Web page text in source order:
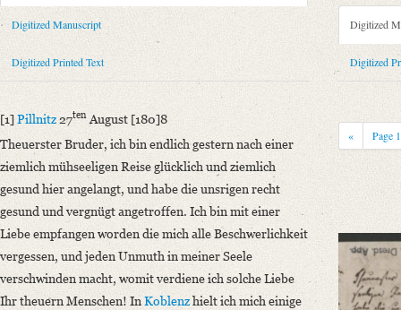
Sender: Dorothea von Schlegel, Ludwig Emanuel Ernst
Recipient: August Wilhelm von Schlegel
Place of Dispatch: Pillnitz
Place of Destination: Coppet
Notations: Empfangsort erschlossen.
Printed Text
Provider: Dresden, Sächsische Landesbibliothek - Staats- und
OAI Id: 335976727
Bibliography: Krisenjahre der Frühromantik. Briefe aus dem
606‒608.
Incipit: „[1] Pillnitz 27ten August [180]8
Theuerster Bruder, ich bin endlich gestern nach einer ziemlich
Digitized Manuscript
Digitized Printed Text
[1]Pillnitz 27ten August [180]8
Theuerster Bruder, ich bin endlich gestern nach einer
ziemlich mühseeligen Reise glücklich und ziemlich
gesund hier angelangt, und habe die unsrigen recht
gesund und vergnügt angetroffen. Ich bin mit einer
Liebe empfangen worden die mich alle Beschwerlichkeit
vergessen, und jeden Unmuth in meiner Seele
verschwinden macht, womit verdiene ich solche Liebe
Ihr theuern Menschen! InKoblenzhielt ich mich einige
Digitized
Digitized
« Page 1